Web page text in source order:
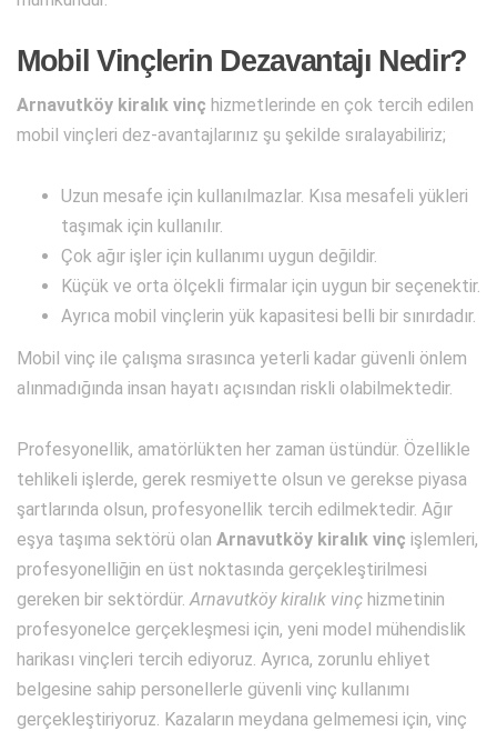
Mobil Vinçlerin Dezavantajı Nedir?
Arnavutköy kiralık vinç hizmetlerinde en çok tercih edilen
mobil vinçleri dez-avantajlarınız şu şekilde sıralayabiliriz;
Uzun mesafe için kullanılmazlar. Kısa mesafeli yükleri
taşımak için kullanılır.
Çok ağır işler için kullanımı uygun değildir.
Küçük ve orta ölçekli firmalar için uygun bir seçenektir.
Ayrıca mobil vinçlerin yük kapasitesi belli bir sınırdadır.
Mobil vinç ile çalışma sırasınca yeterli kadar güvenli önlem
alınmadığında insan hayatı açısından riskli olabilmektedir.
Profesyonellik, amatörlükten her zaman üstündür. Özellikle
tehlikeli işlerde, gerek resmiyette olsun ve gerekse piyasa
şartlarında olsun, profesyonellik tercih edilmektedir. Ağır
eşya taşıma sektörü olan Arnavutköy kiralık vinç işlemleri,
profesyonelliğin en üst noktasında gerçekleştirilmesi
gereken bir sektördür. Arnavutköy kiralık vinç hizmetinin
profesyonelce gerçekleşmesi için, yeni model mühendislik
harikası vinçleri tercih ediyoruz. Ayrıca, zorunlu ehliyet
belgesine sahip personellerle güvenli vinç kullanımı
gerçekleştiriyoruz. Kazaların meydana gelmemesi için, vinç